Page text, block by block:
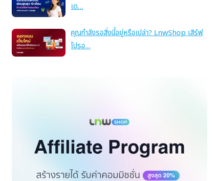
เด…
คุณกำลังรอสิ่งนี้อยู่หรือเปล่า? LnwShop เสิร์ฟ
โปรอ…